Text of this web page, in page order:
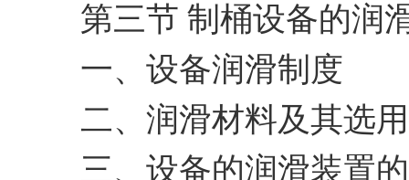
第三节 制桶设备的润
一、设备润滑制度
二、润滑材料及其选用
三、设备的润滑装置